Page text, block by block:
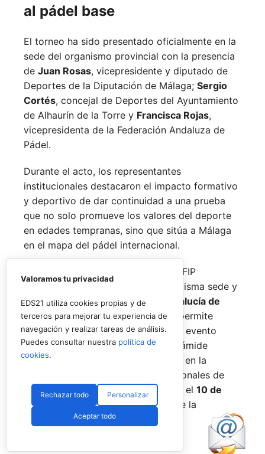
al pádel base
El torneo ha sido presentado oficialmente en la
sede del organismo provincial con la presencia
de Juan Rosas, vicepresidente y diputado de
Deportes de la Diputación de Málaga; Sergio
Cortés, concejal de Deportes del Ayuntamiento
de Alhaurín de la Torre y Francisca Rojas,
vicepresidenta de la Federación Andaluza de
Pádel.
Durante el acto, los representantes
institucionales destacaron el impacto formativo
y deportivo de dar continuidad a una prueba
que no solo promueve los valores del deporte
en edades tempranas, sino que sitúa a Málaga
en el mapa del pádel internacional.
De forma paralela al desarrollo del FIP
Promises, la FAP organizará en la misma sede y
fechas losInternacionales de Andalucía de
Menores 2026. Esta cita paralela permite
incorporar la categoríabenjamín
al evento
global, completando así toda la pirámide
formativa.
El plazo para registrarse en la
categoría benjamín de los Internacionales de
Andalucía permanece abierto hasta el 10 de
agosto
a través de la web oficial de la
Federación.
Valoramos tu privacidad
EDS21 utiliza cookies propias y de
terceros para mejorar tu experiencia de
navegación y realizar tareas de análisis.
Puedes consultar nuestra política de
cookies.
Rechazar todo Personalizar
Aceptar todo